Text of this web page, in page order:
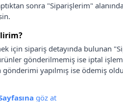
sonra "Siparişlerim"
için sipariş detayında bulunan
gönderilmemiş ise iptal
gönderimi yapılmış ise ödemiş
göz at